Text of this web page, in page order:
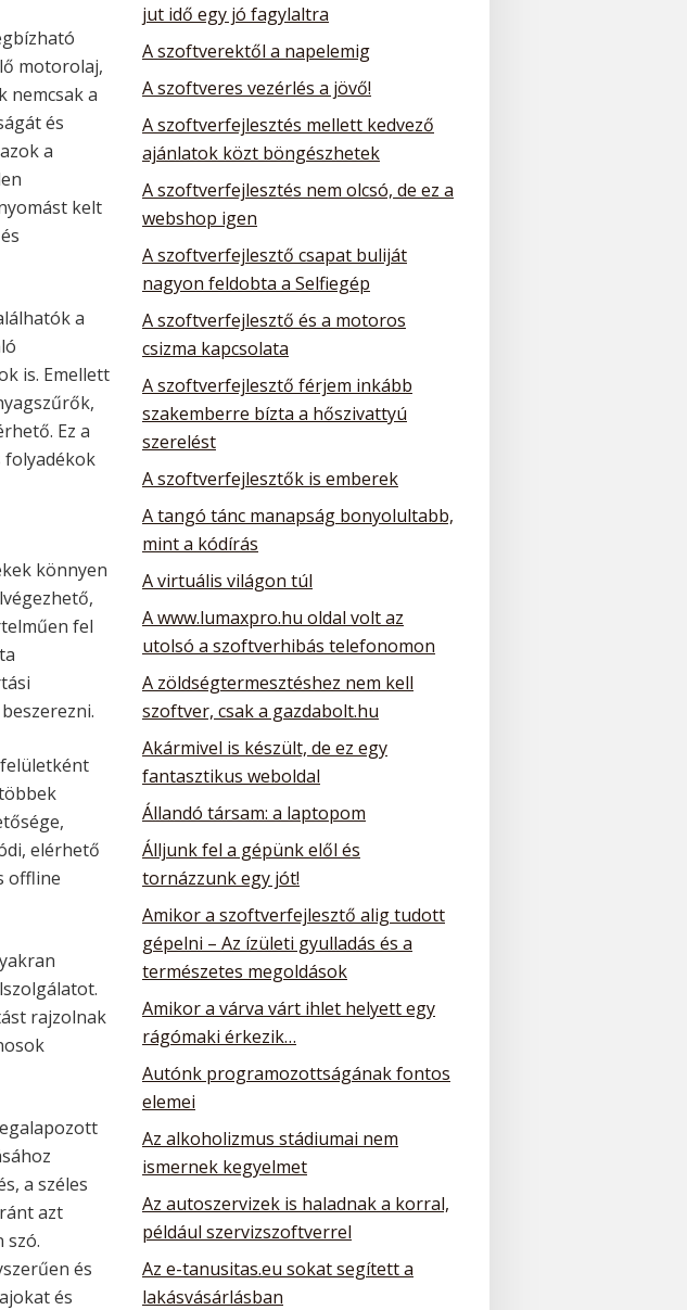
motorolaj,
nemcsak a
és
a
kelt
a
is. Emellett
Ez a
folyadékok
könnyen
fel
elérhető
offline
rajzolnak
a széles
azt
szó.
és
és
jut idő egy jó fagylaltra
A szoftverektől a napelemig
A szoftveres vezérlés a jövő!
A szoftverfejlesztés mellett kedvező
ajánlatok közt böngészhetek
A szoftverfejlesztés nem olcsó, de ez a
webshop igen
A szoftverfejlesztő csapat buliját
nagyon feldobta a Selfiegép
A szoftverfejlesztő és a motoros
csizma kapcsolata
A szoftverfejlesztő férjem inkább
szakemberre bízta a hőszivattyú
szerelést
A szoftverfejlesztők is emberek
A tangó tánc manapság bonyolultabb,
mint a kódírás
A virtuális világon túl
A www.lumaxpro.hu oldal volt az
utolsó a szoftverhibás telefonomon
A zöldségtermesztéshez nem kell
szoftver, csak a gazdabolt.hu
Akármivel is készült, de ez egy
fantasztikus weboldal
Állandó társam: a laptopom
Álljunk fel a gépünk elől és
tornázzunk egy jót!
Amikor a szoftverfejlesztő alig tudott
gépelni – Az ízületi gyulladás és a
természetes megoldások
Amikor a várva várt ihlet helyett egy
rágómaki érkezik…
Autónk programozottságának fontos
elemei
Az alkoholizmus stádiumai nem
ismernek kegyelmet
Az autoszervizek is haladnak a korral,
például szervizszoftverrel
Az e-tanusitas.eu sokat segített a
lakásvásárlásban